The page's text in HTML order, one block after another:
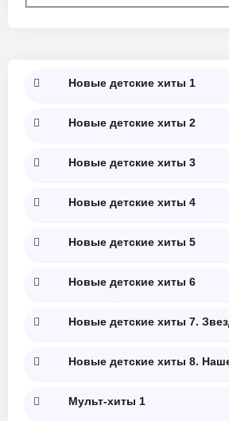
Новые детские хиты 1
Новые детские хиты 2
Новые детские хиты 3
Новые детские хиты 4
Новые детские хиты 5
Новые детские хиты 6
Новые детские хиты 7.
Новые детские хиты 8.
Мульт-хиты 1